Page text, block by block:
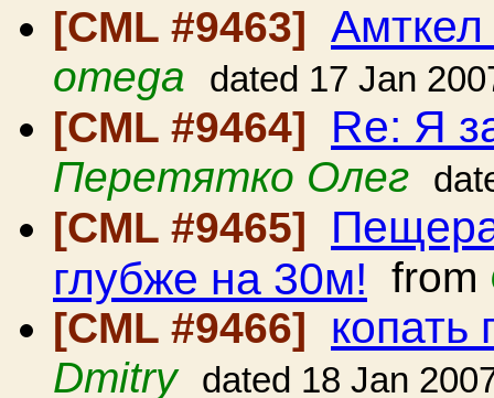
[CML #9463]
omega dated 17 Jan
[CML #9464] Re: Я
Перетятко Олег
[CML #9465]
глубже на 30м! from
[CML #9466]
копать
Dmitry dated 18 Jan